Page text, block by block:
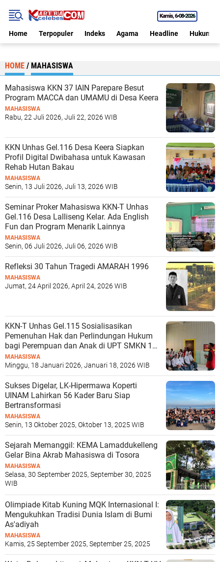
Kamis 6•08•2026
Home Terpopuler Indeks Agama Headline Hukum
HOME / MAHASISWA
Mahasiswa KKN 37 IAIN Parepare Besut
Program MACCA dan UMAMU di Desa Keera
MAHASISWA
Rabu, 22 Juli 2026, Juli 22, 2026 WIB
KKN Unhas Gel.116 Desa Keera Siapkan
Profil Digital Dwibahasa untuk Kawasan
Rehab Hutan Bakau
MAHASISWA
Senin, 13 Juli 2026, Juli 13, 2026 WIB
Seminar Proker Mahasiswa KKN-T Unhas
Gel.116 Desa Lalliseng Kelar. Ada English
Fun dan Program Menarik Lainnya
MAHASISWA
Senin, 06 Juli 2026, Juli 06, 2026 WIB
Refleksi 30 Tahun Tragedi AMARAH 1996
MAHASISWA
Jumat, 24 April 2026, April 24, 2026 WIB
KKN-T Unhas Gel.115 Sosialisasikan
Pemenuhan Hak dan Perlindungan Hukum
bagi Perempuan dan Anak di UPT SMKN 1
Bantaeng
MAHASISWA
Minggu, 18 Januari 2026, Januari 18, 2026 WIB
Sukses Digelar, LK-Hipermawa Koperti
UINAM Lahirkan 56 Kader Baru Siap
Bertransformasi
MAHASISWA
Senin, 13 Oktober 2025, Oktober 13, 2025 WIB
Sejarah Memanggil: KEMA Lamaddukelleng
Gelar Bina Akrab Mahasiswa di Tosora
MAHASISWA
Selasa, 30 September 2025, September 30, 2025
WIB
Olimpiade Kitab Kuning MQK Internasional I:
Mengukuhkan Tradisi Dunia Islam di Bumi
As'adiyah
MAHASISWA
Kamis, 25 September 2025, September 25, 2025
WIB